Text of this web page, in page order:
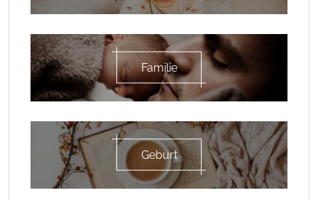
Familie
Geburt